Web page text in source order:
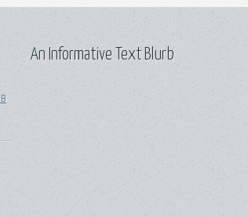
An Informative Text Blurb